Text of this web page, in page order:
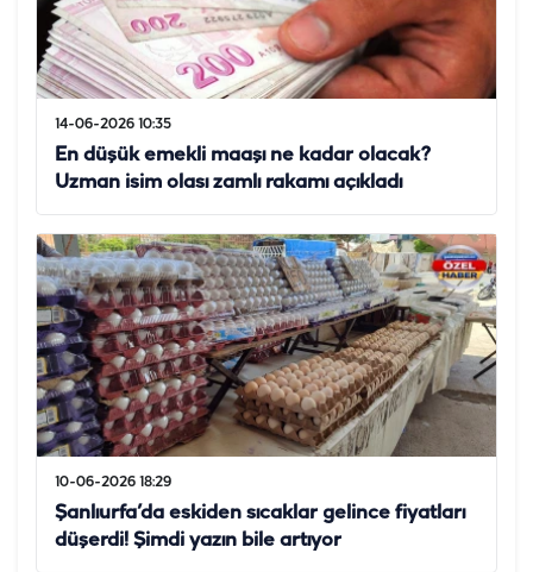
14-06-2026 10:35
En düşük emekli maaşı ne kadar olacak?
Uzman isim olası zamlı rakamı açıkladı
10-06-2026 18:29
Şanlıurfa’da eskiden sıcaklar gelince fiyatları
düşerdi! Şimdi yazın bile artıyor